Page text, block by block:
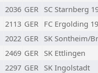
2036 GER SC Starnberg
2113 GER FC Ergolding
2022 GER SK Sontheim/
2469 GER SK Ettlingen
2297 GER SK Ingolstadt